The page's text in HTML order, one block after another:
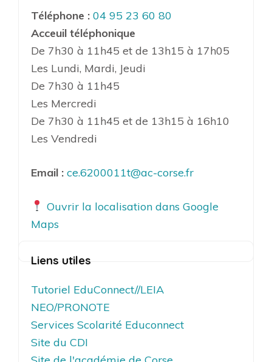
Téléphone : 04 95 23 60 80
Acceuil téléphonique
De 7h30 à 11h45 et de 13h15 à 17h05
Les Lundi, Mardi, Jeudi
De 7h30 à 11h45
Les Mercredi
De 7h30 à 11h45 et de 13h15 à 16h10
Les Vendredi
Email : ce.6200011t@ac-corse.fr
Ouvrir la localisation dans Google
Maps
Liens utiles
Tutoriel EduConnect//LEIA
NEO/PRONOTE
Services Scolarité Educonnect
Site du CDI